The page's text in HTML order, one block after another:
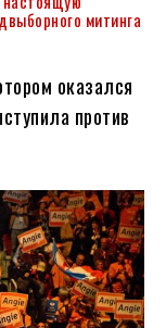
митинга
оказался
против